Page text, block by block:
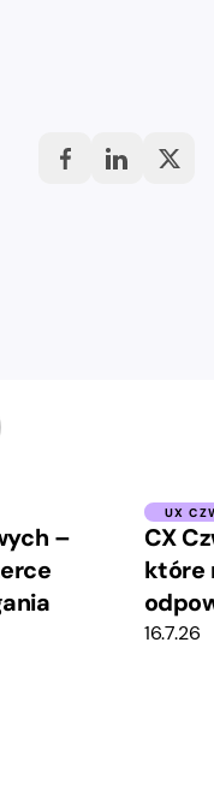
–
UX
CX
które
16.7.26